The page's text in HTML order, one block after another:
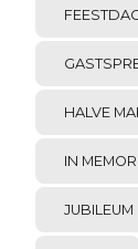
HALVE
IN
JUBILEUM